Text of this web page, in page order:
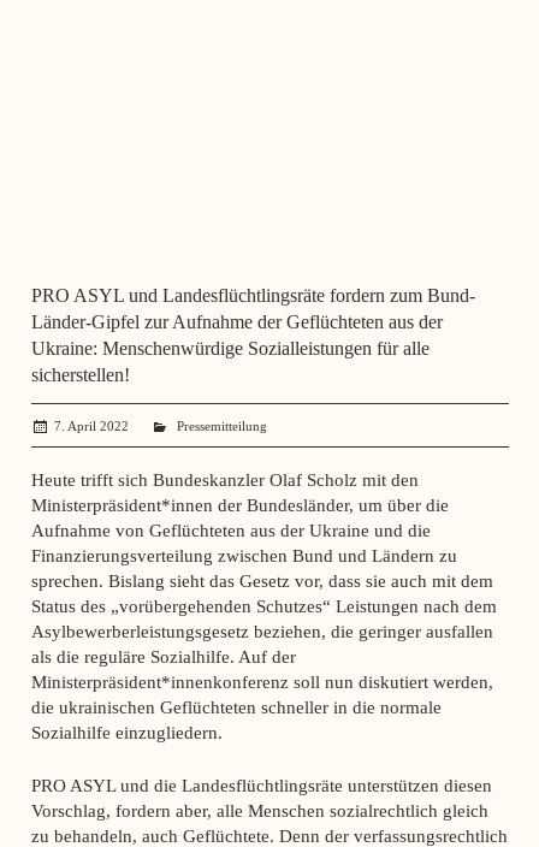
PRO ASYL und Landesflüchtlingsräte fordern zum Bund-
Länder-Gipfel zur Aufnahme der Geflüchteten aus der
Ukraine: Menschenwürdige Sozialleistungen für alle
sicherstellen!
7. April 2022 administrator
Pressemitteilung
Heute trifft sich Bundeskanzler Olaf Scholz mit den
Ministerpräsident*innen der Bundesländer, um über die
Aufnahme von Geflüchteten aus der Ukraine und die
Finanzierungsverteilung zwischen Bund und Ländern zu
sprechen. Bislang sieht das Gesetz vor, dass sie auch mit dem
Status des „vorübergehenden Schutzes“ Leistungen nach dem
Asylbewerberleistungsgesetz beziehen, die geringer ausfallen
als die reguläre Sozialhilfe. Auf der
Ministerpräsident*innenkonferenz soll nun diskutiert werden,
die ukrainischen Geflüchteten schneller in die normale
Sozialhilfe einzugliedern.
PRO ASYL und die Landesflüchtlingsräte unterstützen diesen
Vorschlag, fordern aber, alle Menschen sozialrechtlich gleich
zu behandeln, auch Geflüchtete. Denn der verfassungsrechtlich